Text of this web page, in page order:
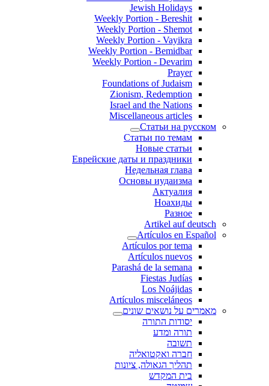
Jewish Holidays
Weekly Portion - Bereshit
Weekly Portion - Shemot
Weekly Portion - Vayikra
Weekly Portion - Bemidbar
Weekly Portion - Devarim
Prayer
Foundations of Judaism
Zionism, Redemption
Israel and the Nations
Miscellaneous articles
Статьи на русском
Статьи по темам
Новые статьи
Еврейские даты и праздники
Недельная глава
Основы иудаизма
Актуалия
Ноахиды
Разное
Artikel auf deutsch
Artículos en Español
Artículos por tema
Artículos nuevos
Parashá de la semana
Fiestas Judías
Los Noájidas
Artículos misceláneos
מאמרים על נושאים שונים
יסודות התורה
תורה ומדע
תשובה
חברה ואקטואליה
תהליך הגאולה, ציונות
בית המקדש